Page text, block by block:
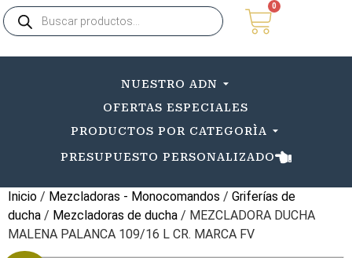
0
NUESTRO ADN
OFERTAS ESPECIALES
PRODUCTOS POR CATEGORÌA
PRESUPUESTO PERSONALIZADO
Inicio / Mezcladoras - Monocomandos / Griferías de
ducha / Mezcladoras de ducha / MEZCLADORA DUCHA
MALENA PALANCA 109/16 L CR. MARCA FV